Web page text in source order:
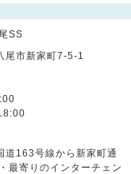
SS
尾市新家町7-5-1
道163号線から新家町通
最寄りのインターチェン